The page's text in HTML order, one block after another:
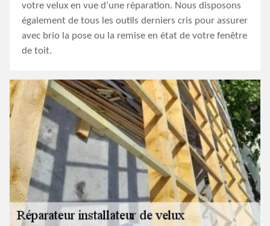
votre velux en vue d’une réparation. Nous disposons
également de tous les outils derniers cris pour assurer
avec brio la pose ou la remise en état de votre fenêtre
de toit.